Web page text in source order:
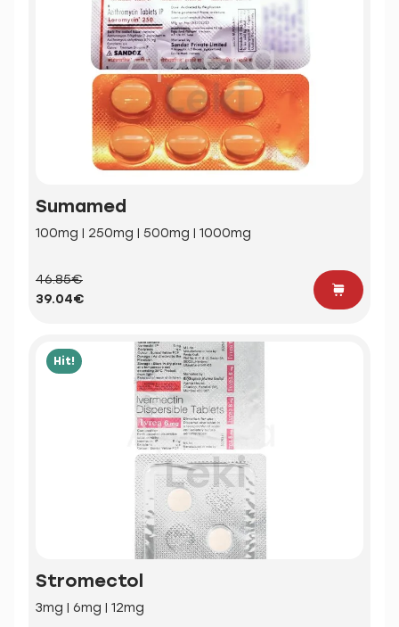
Sumamed
100mg | 250mg | 500mg | 1000mg
46.85€
39.04€
Hit!
Stromectol
3mg | 6mg | 12mg